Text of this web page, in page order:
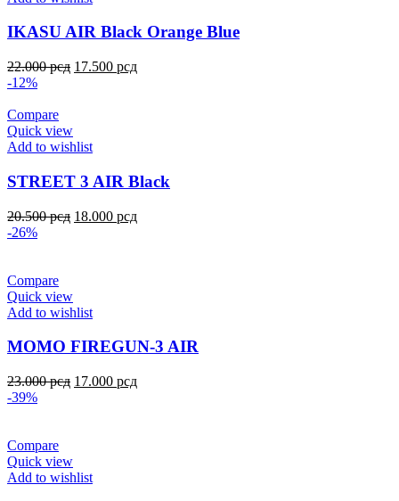
IKASU AIR Black Orange Blue
22.000рсд 17.500 рсд
-12%
Compare
Quick view
Add to wishlist
STREET 3 AIR Black
20.500рсд 18.000 рсд
-26%
Compare
Quick view
Add to wishlist
MOMO FIREGUN-3 AIR
23.000рсд 17.000 рсд
-39%
Compare
Quick view
Add to wishlist